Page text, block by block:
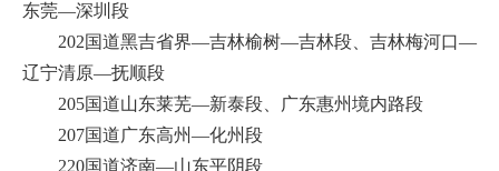
东莞—深圳段
202国道黑吉省界—吉林榆树—吉林段、吉林梅河口—
辽宁清原—抚顺段
205国道山东莱芜—新泰段、广东惠州境内路段
207国道广东高州—化州段
220国道济南—山东平阴段